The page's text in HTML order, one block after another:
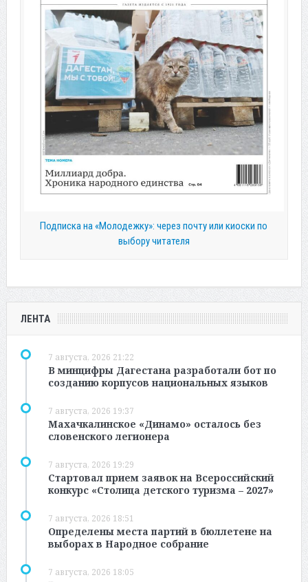
Подписка на «Молодежку»: через почту или киоски по
выбору читателя
ЛЕНТА
7 августа, 2026 21:22
В минцифры Дагестана разработали бот по
созданию корпусов национальных языков
7 августа, 2026 19:37
Махачкалинское «Динамо» осталось без
словенского легионера
7 августа, 2026 19:29
Стартовал прием заявок на Всероссийский
конкурс «Столица детского туризма – 2027»
7 августа, 2026 18:51
Определены места партий в бюллетене на
выборах в Народное собрание
7 августа, 2026 18:05